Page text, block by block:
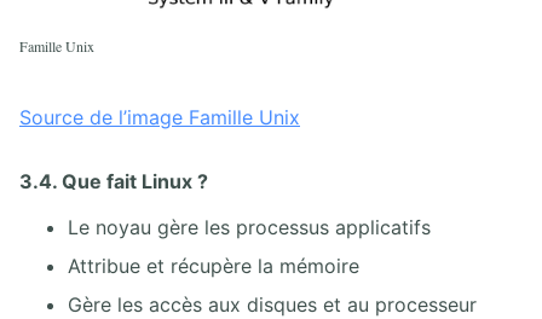
Famille Unix
Source de l’image Famille Unix
3.4. Que fait Linux ?
Le noyau gère les processus applicatifs
Attribue et récupère la mémoire
Gère les accès aux disques et au processeur